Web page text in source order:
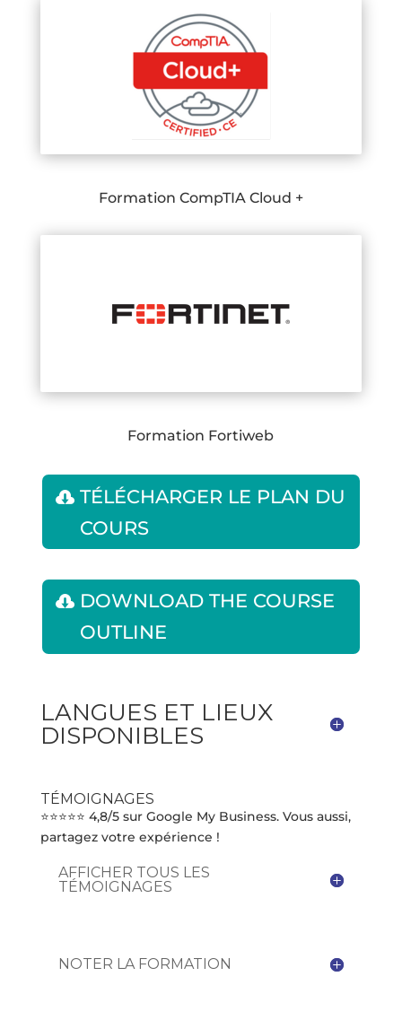
Formation CompTIA Cloud +
Formation Fortiweb
TÉLÉCHARGER LE PLAN DU
COURS
DOWNLOAD THE COURSE
OUTLINE
LANGUES ET LIEUX
DISPONIBLES
TÉMOIGNAGES
⭐⭐⭐⭐⭐ 4,8/5 sur Google My Business. Vous aussi,
partagez votre expérience !
AFFICHER TOUS LES
TÉMOIGNAGES
NOTER LA FORMATION